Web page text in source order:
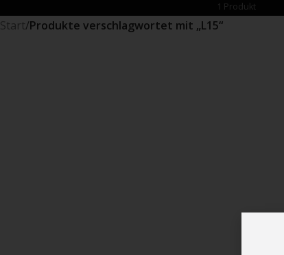
1 Produkt
Start/Produkte verschlagwortet mit „L15“